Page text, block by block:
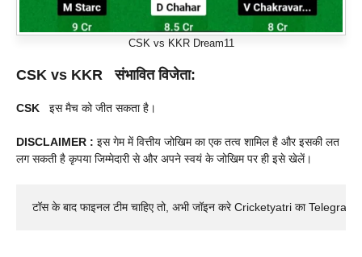
CSK vs KKR Dream11
CSK vs KKR संभावित विजेता:
CSK इस मैच को जीत सकता है।
DISCLAIMER : इस गेम में वित्तीय जोखिम का एक तत्व शामिल है और इसकी लत
लग सकती है कृपया जिम्मेदारी से और अपने स्वयं के जोखिम पर ही इसे खेलें।
टॉस के बाद फाइनल टीम चाहिए तो, अभी जॉइन करे Cricketyatri का